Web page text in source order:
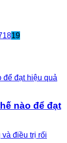
1819
nào để đạt